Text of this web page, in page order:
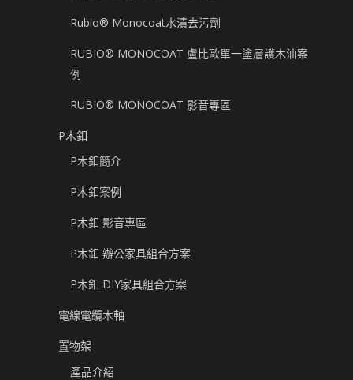
Rubio® Monocoat水漬去污劑
RUBIO® MONOCOAT 盧比歐單一塗層護木油案
例
RUBIO® MONOCOAT 影音專區
P木釦
P木釦簡介
P木釦案例
P木釦 影音專區
P木釦 辦公家具組合方案
P木釦 DIY家具組合方案
電線電纜木軸
置物架
產品介紹